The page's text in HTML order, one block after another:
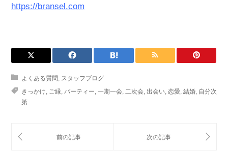
https://bransel.com
よくある質問
スタッフブログ
きっかけ
ご縁 パーティー 一期一会 二次会 出会い 恋愛 結婚 自分次
第